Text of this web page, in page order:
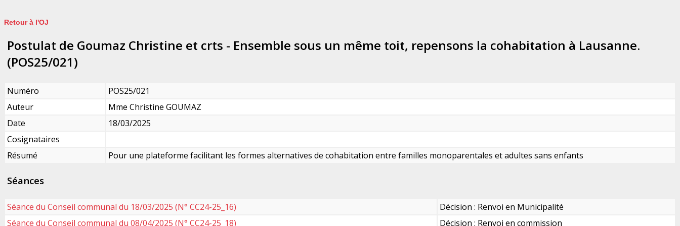
Retour à l'OJ
Postulat de Goumaz Christine et crts - Ensemble sous un même toit, repensons la cohabitation à Lausanne.
(POS25/021)
Numéro
POS25/021
Auteur
Mme Christine GOUMAZ
Date
18/03/2025
Cosignataires
Résumé
Pour une plateforme facilitant les formes alternatives de cohabitation entre familles monoparentales et adultes sans enfants
Séances
Séance du Conseil communal du 18/03/2025 (N° CC24-25_16)
Décision : Renvoi en Municipalité
Séance du Conseil communal du 08/04/2025 (N° CC24-25_18)
Décision : Renvoi en commission